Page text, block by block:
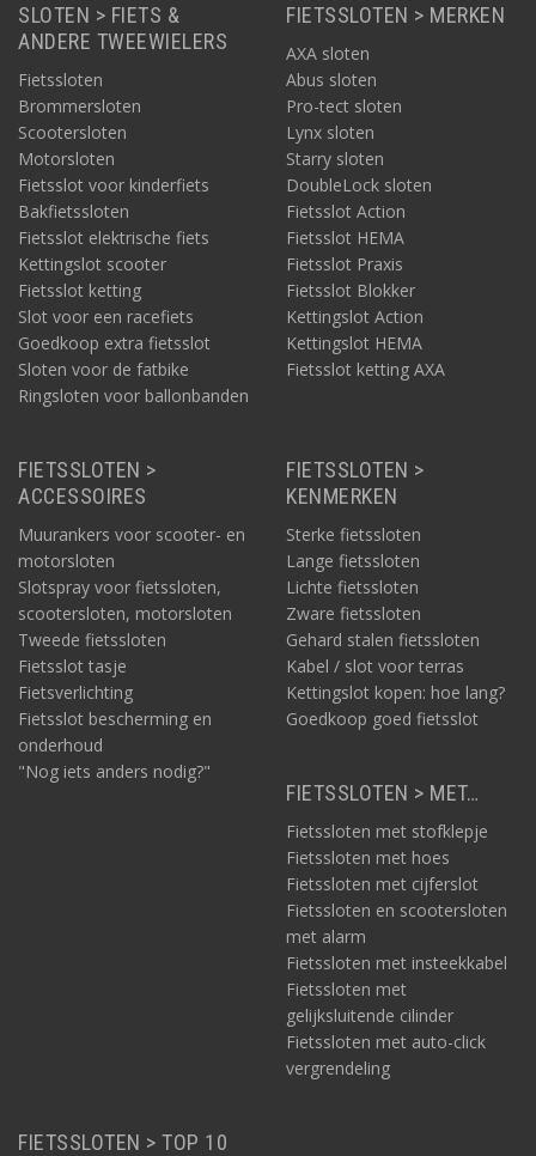
Een slot kopen van ABUS met Security Level 15? Deze pagina
toont het bijgaande aanbod. Zoals u bij de producten kunt zien,
hebben we zo goed als alle sloten met deze security level op
voorraad. We kunnen het nieuwe slot dus direct leveren. Voor
bovendien een voordelige prijs. Zo heeft u snel én goedkoop de
voordelen binnen bereik zoals uitgelegd op deze pagina.
Vandaag vóór 22.00 bestellen? Morgen in huis. Of kom het
bestelde slot direct bij ons afhalen bij ons magazijn in Beverwijk.
SLOTEN > FIETS &
ANDERE TWEEWIELERS
Fietssloten
Brommersloten
Scootersloten
Motorsloten
Fietsslot voor kinderfiets
Bakfietssloten
Fietsslot elektrische fiets
Kettingslot scooter
Fietsslot ketting
Slot voor een racefiets
Goedkoop extra fietsslot
Sloten voor de fatbike
Ringsloten voor ballonbanden
FIETSSLOTEN > MERKEN
AXA sloten
Abus sloten
Pro-tect sloten
Lynx sloten
Starry sloten
DoubleLock sloten
Fietsslot Action
Fietsslot HEMA
Fietsslot Praxis
Fietsslot Blokker
Kettingslot Action
Kettingslot HEMA
Fietsslot ketting AXA
FIETSSLOTEN >
ACCESSOIRES
Muurankers voor scooter- en
motorsloten
Slotspray voor fietssloten,
scootersloten, motorsloten
Tweede fietssloten
Fietsslot tasje
Fietsverlichting
Fietsslot bescherming en
onderhoud
"Nog iets anders nodig?"
FIETSSLOTEN >
KENMERKEN
Sterke fietssloten
Lange fietssloten
Lichte fietssloten
Zware fietssloten
Gehard stalen fietssloten
Kabel / slot voor terras
Kettingslot kopen: hoe lang?
Goedkoop goed fietsslot
FIETSSLOTEN > MET…
Fietssloten met stofklepje
Fietssloten met hoes
Fietssloten met cijferslot
Fietssloten en scootersloten
met alarm
Fietssloten met insteekkabel
Fietssloten met
gelijksluitende cilinder
Fietssloten met auto-click
vergrendeling
FIETSSLOTEN > TOP 10